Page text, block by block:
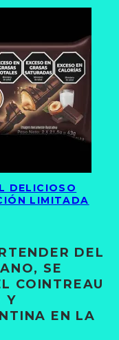
DELICIOSO
LIMITADA
DEL
SE
COINTREAU
Y
EN LA